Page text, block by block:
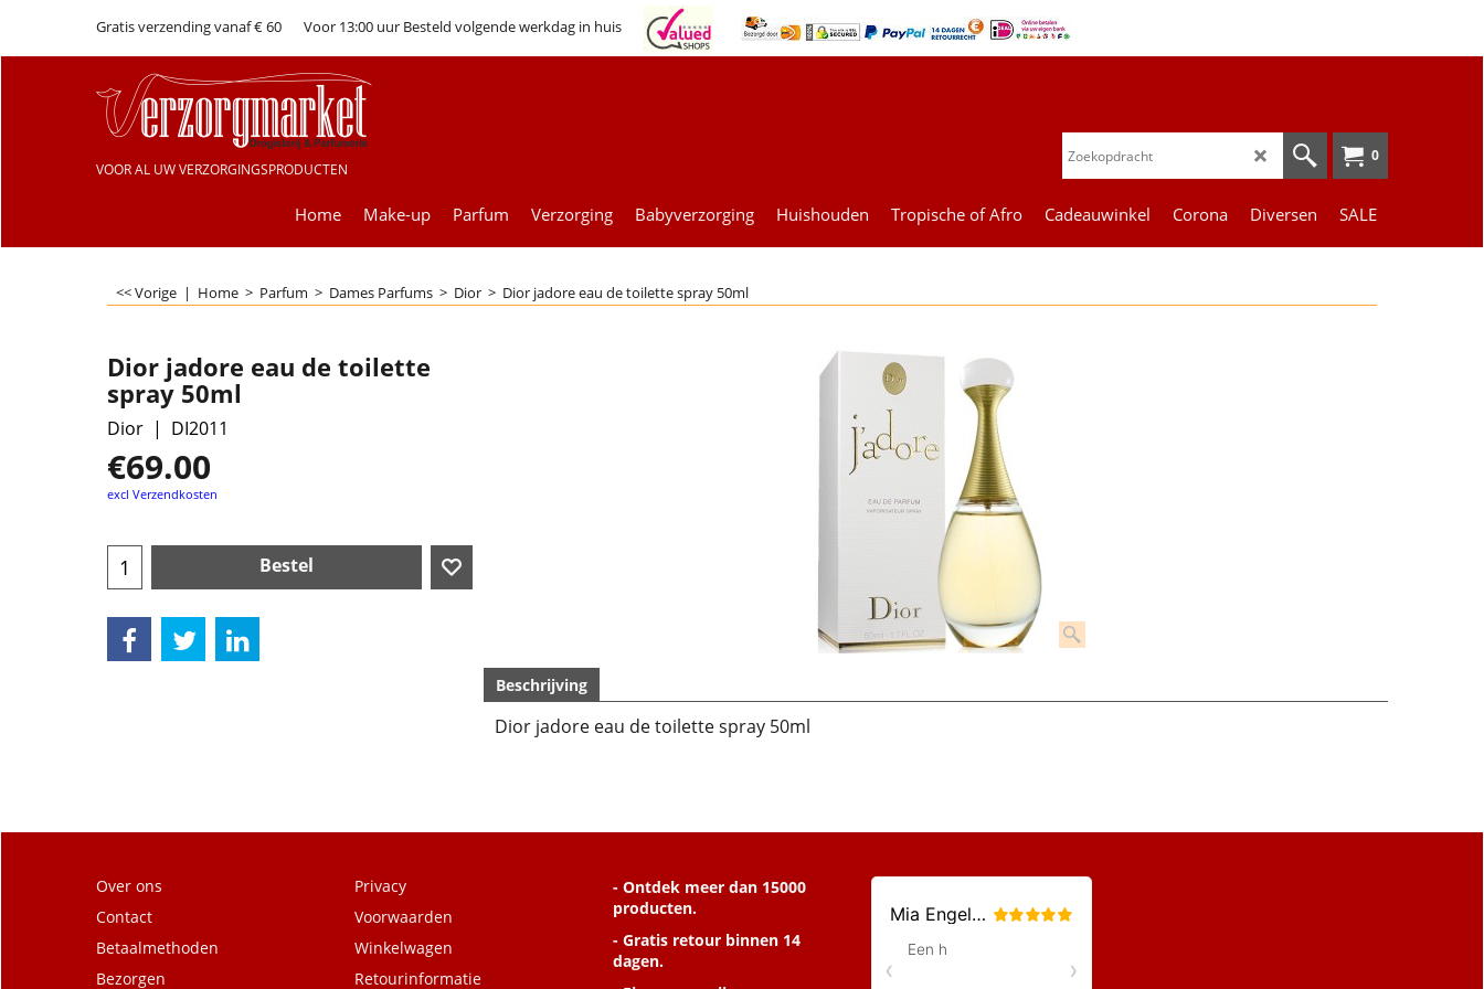
Gratis verzending vanaf € 60 Voor 13:00 uur Besteld volgende werkdag in huis
VOOR AL UW VERZORGINGSPRODUCTEN
0
Home Make-up Parfum Verzorging Babyverzorging Huishouden Tropische of Afro Cadeauwinkel Corona Diversen SALE
<< Vorige | Home > Parfum > Dames Parfums > Dior > Dior jadore eau de toilette spray 50ml
Dior jadore eau de toilette
spray 50ml
Dior DI2011
€69.00
excl Verzendkosten
Bestel
Beschrijving
Dior jadore eau de toilette spray 50ml
Over ons
Contact
Betaalmethoden
Bezorgen
Privacy
Voorwaarden
Winkelwagen
Retourinformatie
- Ontdek meer dan 15000
producten.
- Gratis retour binnen 14
dagen.